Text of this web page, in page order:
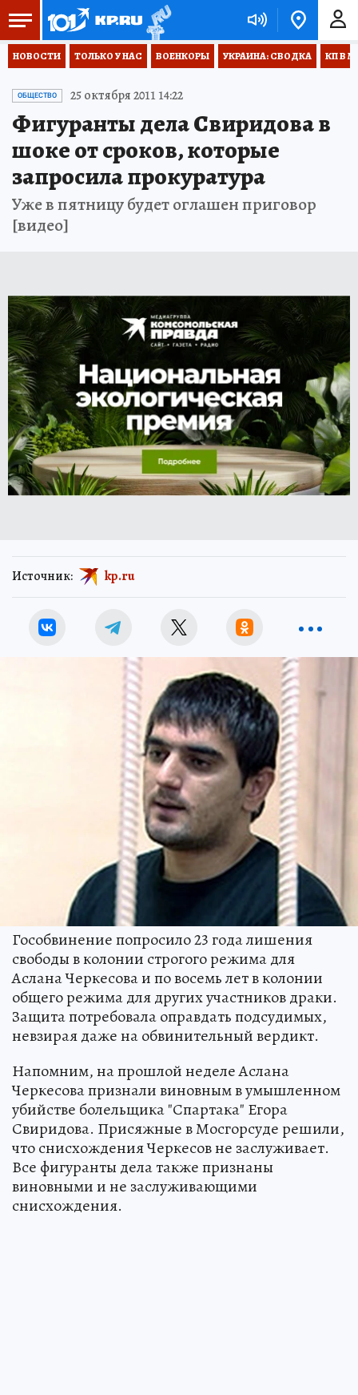
НОВОСТИ ТОЛЬКО У НАС ВОЕНКОРЫ УКРАИНА: СВОДКА КП В
ОБЩЕСТВО 25 октября 2011 14:22
Фигуранты дела Свиридова в
шоке от сроков, которые
запросила прокуратура
Уже в пятницу будет оглашен приговор
[видео]
Источник: kp.ru
Гособвинение попросило 23 года лишения
свободы в колонии строгого режима для
Аслана Черкесова и по восемь лет в колонии
общего режима для других участников драки.
Защита потребовала оправдать подсудимых,
невзирая даже на обвинительный вердикт.
Напомним, на прошлой неделе Аслана
Черкесова признали виновным в умышленном
убийстве болельщика "Спартака" Егора
Свиридова. Присяжные в Мосгорсуде решили,
что снисхождения Черкесов не заслуживает.
Все фигуранты дела также признаны
виновными и не заслуживающими
снисхождения.